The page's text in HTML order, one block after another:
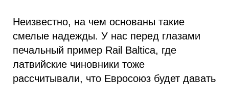
Неизвестно, на чем основаны такие
смелые надежды. У нас перед глазами
печальный пример Rail Baltica, где
латвийские чиновники тоже
рассчитывали, что Евросоюз будет давать